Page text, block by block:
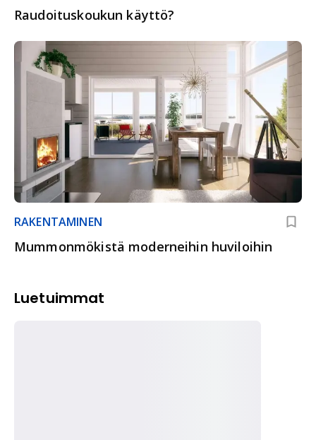
Raudoituskoukun käyttö?
RAKENTAMINEN
Mummonmökistä moderneihin huviloihin
Luetuimmat